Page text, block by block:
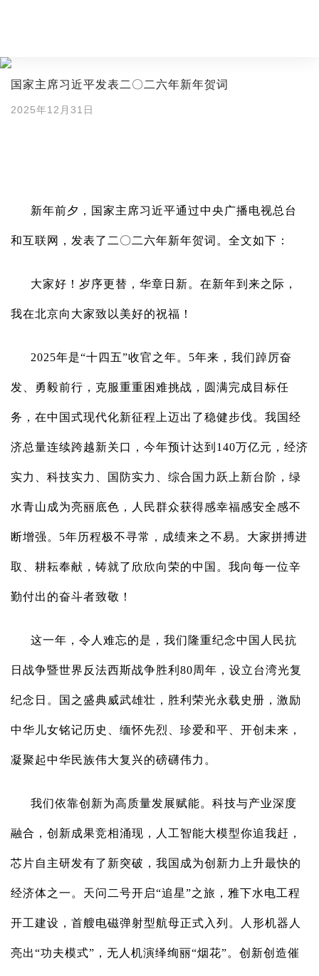
国家主席习近平发表二〇二六年新年贺词
2025年12月31日
新年前夕，国家主席习近平通过中央广播电视总台
和互联网，发表了二〇二六年新年贺词。全文如下：
大家好！岁序更替，华章日新。在新年到来之际，
我在北京向大家致以美好的祝福！
2025年是“十四五”收官之年。5年来，我们踔厉奋
发、勇毅前行，克服重重困难挑战，圆满完成目标任
务，在中国式现代化新征程上迈出了稳健步伐。我国经
济总量连续跨越新关口，今年预计达到140万亿元，经济
实力、科技实力、国防实力、综合国力跃上新台阶，绿
水青山成为亮丽底色，人民群众获得感幸福感安全感不
断增强。5年历程极不寻常，成绩来之不易。大家拼搏进
取、耕耘奉献，铸就了欣欣向荣的中国。我向每一位辛
勤付出的奋斗者致敬！
这一年，令人难忘的是，我们隆重纪念中国人民抗
日战争暨世界反法西斯战争胜利80周年，设立台湾光复
纪念日。国之盛典威武雄壮，胜利荣光永载史册，激励
中华儿女铭记历史、缅怀先烈、珍爱和平、开创未来，
凝聚起中华民族伟大复兴的磅礴伟力。
我们依靠创新为高质量发展赋能。科技与产业深度
融合，创新成果竞相涌现，人工智能大模型你追我赶，
芯片自主研发有了新突破，我国成为创新力上升最快的
经济体之一。天问二号开启“追星”之旅，雅下水电工程
开工建设，首艘电磁弹射型航母正式入列。人形机器人
亮出“功夫模式”，无人机演绎绚丽“烟花”。创新创造催